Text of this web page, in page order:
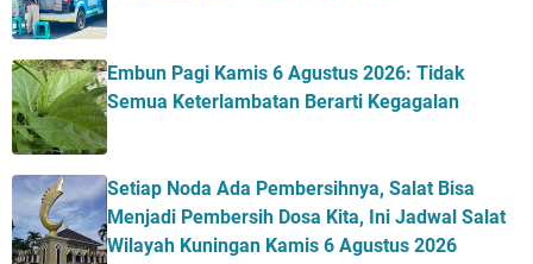
Embun Pagi Kamis 6 Agustus 2026: Tidak
Semua Keterlambatan Berarti Kegagalan
Setiap Noda Ada Pembersihnya, Salat Bisa
Menjadi Pembersih Dosa Kita, Ini Jadwal Salat
Wilayah Kuningan Kamis 6 Agustus 2026